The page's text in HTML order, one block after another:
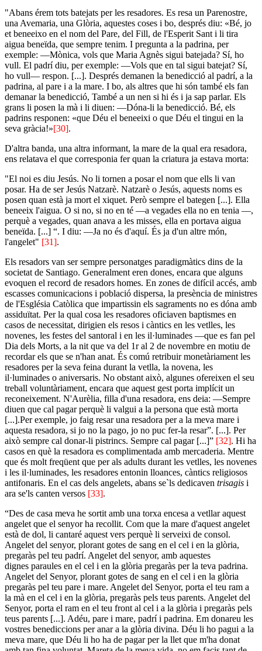
"Abans érem tots batejats per les resadores. Es resa un Parenostre,
una Avemaria, una Glòria, aquestes coses i bo, després diu: «Bé, jo
et beneeixo en el nom del Pare, del Fill, de l'Esperit Sant i li tira
aigua beneïda, que sempre tenim. I pregunta a la padrina, per
exemple: ―Mònica, vols que Maria Agnès sigui batejada? Sí, ho
vull. El padrí diu, per exemple: ―Vols que en tal sigui batejat? Sí,
ho vull― respon. [...]. Després demanen la benedicció al padrí, a la
padrina, al pare i a la mare. I bo, als altres que hi són també els fan
demanar la benedicció, També a un nen si hi és i ja sap parlar. Els
grans li posen la mà i li diuen: ―Dóna-li la benedicció. Bé, els
padrins responen: «que Déu el beneeixi o que Déu el tingui en la
seva gràcia!»[30].
D'altra banda, una altra informant, la mare de la qual era resadora,
ens relatava el que corresponia fer quan la criatura ja estava morta:
"El noi es diu Jesús. No li tornen a posar el nom que ells li van
posar. Ha de ser Jesús Natzarè. Natzarè o Jesús, aquests noms es
posen quan està ja mort el xiquet. Però sempre el bategen [...]. Ella
beneeix l'aigua. O si no, si no en té ―a vegades ella no en tenia ―,
perquè a vegades, quan anava a les misses, ella en portava aigua
beneïda. [...] “. I diu: ―Ja no és d'aquí. És ja d'un altre món,
l'angelet" [31].
Els resadors van ser sempre personatges paradigmàtics dins de la
societat de Santiago. Generalment eren dones, encara que alguns
evoquen el record de resadors homes. En zones de difícil accés, amb
escasses comunicacions i població dispersa, la presència de ministres
de l'Església Catòlica que impartissin els sagraments no es dóna amb
assiduïtat. Per la qual cosa les resadores oficiaven baptismes en
casos de necessitat, dirigien els resos i càntics en les vetlles, les
novenes, les festes del santoral i en les il·luminades ―que es fan pel
Dia dels Morts, a la nit que va del 1r al 2 de novembre en motiu de
recordar els que se n'han anat. És comú retribuir monetàriament les
resadores per la seva feina durant la vetlla, la novena, les
il·luminades o aniversaris. No obstant això, algunes ofereixen el seu
treball voluntàriament, encara que aquest gest porta implícit un
reconeixement. N'Aurèlia, filla d'una resadora, ens deia: ―Sempre
diuen que cal pagar perquè li valgui a la persona que està morta
[...].Per exemple, jo faig resar una resadora per a la meva mare i
aquesta resadora, si jo no la pago, jo no puc fer-la resar”. [...]. Per
això sempre cal donar-li pistrincs. Sempre cal pagar [...]” [32]. Hi ha
casos en què la resadora es complimentada amb mercaderia. Mentre
que és molt freqüent que per als adults durant les vetlles, les novenes
i les il·luminades, les resadores entonin lloances, càntics religiosos
antifonaris. En el cas dels angelets, abans se`ls dedicaven trisagis i
ara se'ls canten versos [33].
“Des de casa meva he sortit amb una torxa encesa a vetllar aquest
angelet que el senyor ha recollit. Com que la mare d'aquest angelet
està de dol, li cantaré aquest vers perquè li serveixi de consol.
Angelet del senyor, plorant gotes de sang en el cel i en la glòria,
pregaràs pel teu padrí. Angelet del senyor, amb aquestes
dignes paraules en el cel i en la glòria pregaràs per la teva padrina.
Angelet del Senyor, plorant gotes de sang en el cel i en la glòria
pregaràs pel teu pare i mare. Angelet del Senyor, porta el teu ram a
la mà en el cel i en la glòria, pregaràs pels teus parents. Angelet del
Senyor, porta el ram en el teu front al cel i a la glòria i pregaràs pels
teus parents [...]. Adéu, pare i mare, padrí i padrina. Em donareu les
vostres benediccions per anar a la glòria divina. Déu li ho pagui a la
meva mare, que Déu li ho ha de pagar per la llet que m'ha donat